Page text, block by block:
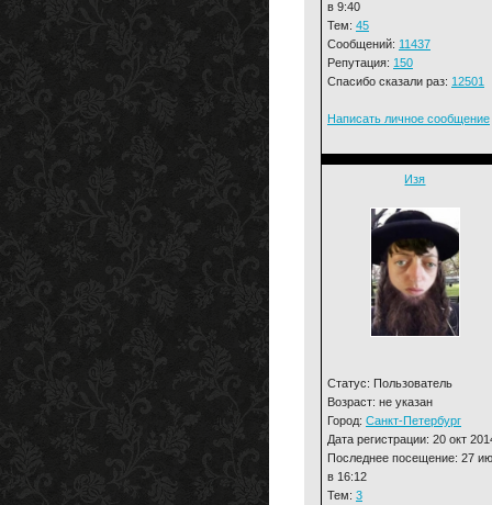
в 9:40
Тем: 45
Сообщений: 11437
Репутация: 150
Спасибо сказали раз: 12501
Написать личное сообщение
Изя
Статус: Пользователь
Возраст: не указан
Город: Санкт-Петербург
Дата регистрации: 20 окт
Последнее посещение: 27
в 16:12
Тем: 3